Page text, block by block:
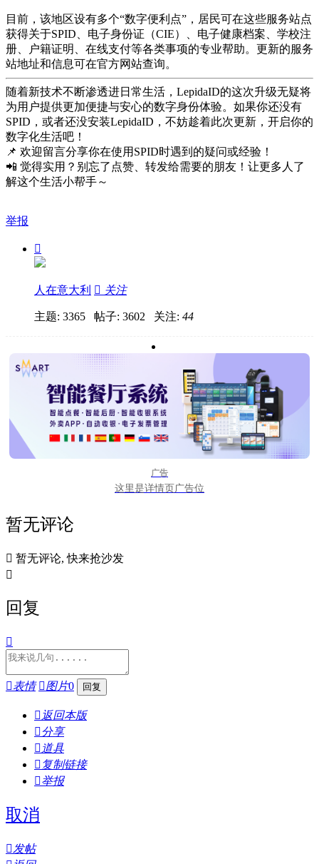
目前，该地区设有多个“数字便利点”，居民可在这些服务站点
获得关于SPID、电子身份证（CIE）、电子健康档案、学校注
册、户籍证明、在线支付等各类事项的专业帮助。更新的服务
站地址和信息可在官方网站查询。
随着新技术不断渗透进日常生活，LepidaID的这次升级无疑将
为用户提供更加便捷与安心的数字身份体验。如果你还没有
SPID，或者还没安装LepidaID，不妨趁着此次更新，开启你的
数字化生活吧！
📌 欢迎留言分享你在使用SPID时遇到的疑问或经验！
📲 觉得实用？别忘了点赞、转发给需要的朋友！让更多人了
解这个生活小帮手～
举报

人在意大利  关注
主题: 3365 帖子: 3602 关注: 44
广告
这里是详情页广告位
暂无评论
 暂无评论, 快来抢沙发

回复

表情 图片0
 返回本版
分享
 道具
 复制链接
举报
取消
发帖